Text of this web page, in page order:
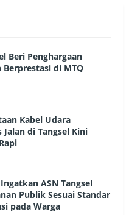
Beri Penghargaan
di MTQ
Kabel Udara
Jalan di Tangsel Kini
ASN Tangsel
Publik Sesuai Standar
pada Warga